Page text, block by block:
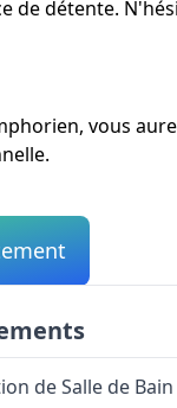
de détente.
vous
de Salle de Bain